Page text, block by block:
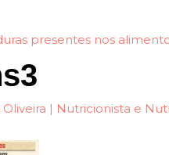
presentes nos
Oliveira | Nutricionista e